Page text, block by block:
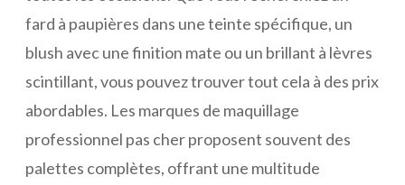
fard à paupières dans une teinte spécifique, un
blush avec une finition mate ou un brillant à lèvres
scintillant, vous pouvez trouver tout cela à des prix
abordables. Les marques de maquillage
professionnel pas cher proposent souvent des
palettes complètes, offrant une multitude